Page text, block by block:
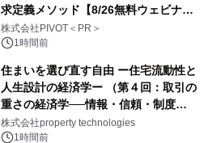
求定義メソッド【8/26無料ウェビナ
ー】株式会社PIVOT
株式会社PIVOT＜PR＞
1時間前
住まいを選び直す自由 ー住宅流動性と
人生設計の経済学ー （第４回：取引の
重さの経済学──情報・信頼・制度を
PropTechはどう組み替えるか）｜
PropTech-Lab
株式会社property technologies
1時間前